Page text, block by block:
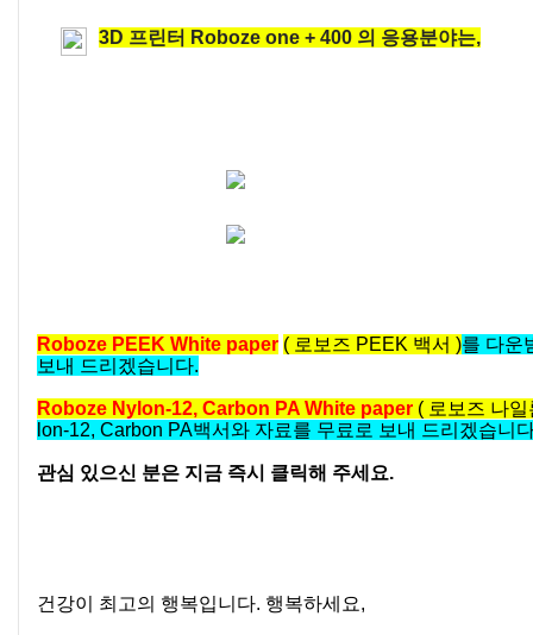
3D 프린터 Roboze one + 400 의 응용분야는,
Roboze PEEK White paper ( 로보즈 PEEK 백서 )를 다운
보내 드리겠습니다.
Roboze Nylon-12, Carbon PA White paper ( 로보즈 나
lon-12, Carbon PA백서와 자료를 무료로 보내 드리겠습니
관심 있으신 분은 지금 즉시 클릭해 주세요.
건강이 최고의 행복입니다. 행복하세요,